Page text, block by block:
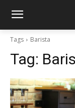
Tags Barista
Tag: